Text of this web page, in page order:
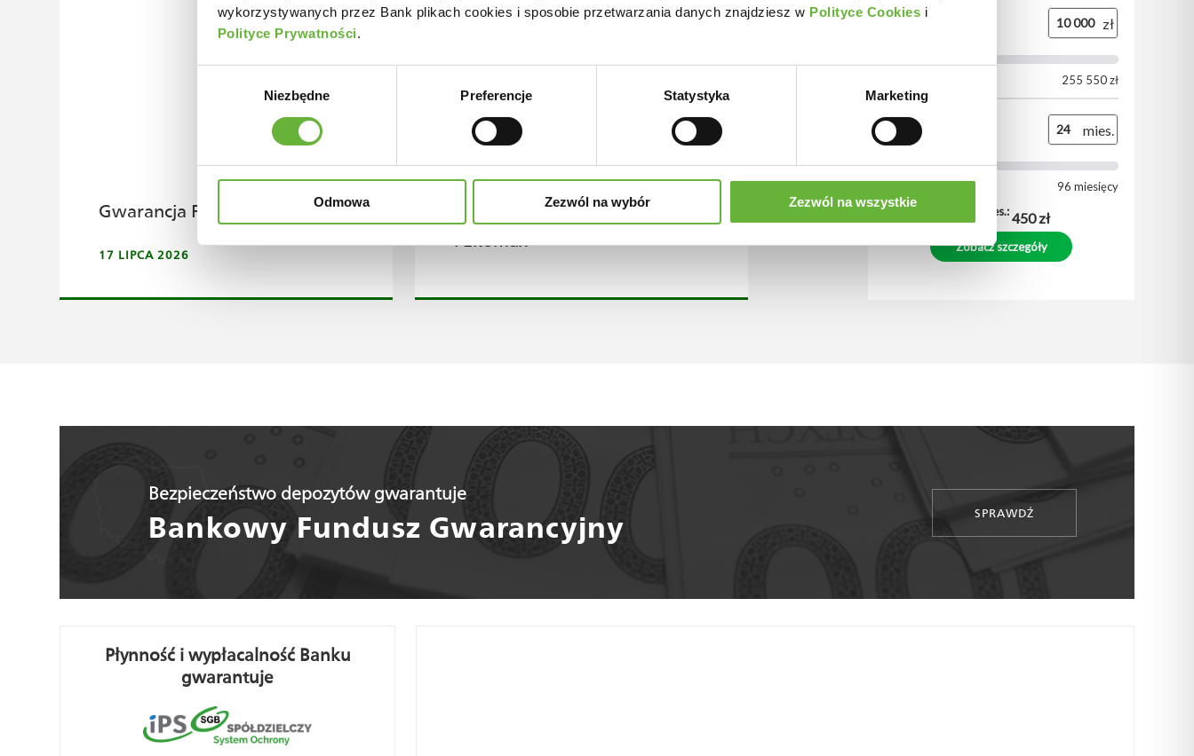
wykorzystywanych przez Bank plikach cookies i sposobie przetwarzania danych znajdziesz w Polityce Cookies i
Polityce Prywatności.
Niezbędne Preferencje Statystyka Marketing
Odmowa Zezwól na wybór Zezwól na wszystkie
Gwarancja FGR PLUS
17 LIPCA 2026
Gwarancje Biznesmax Plus
i Ekomax
Bezpieczeństwo depozytów gwarantuje
Bankowy Fundusz Gwarancyjny SPRAWDŹ
Płynność i wypłacalność Banku
gwarantuje